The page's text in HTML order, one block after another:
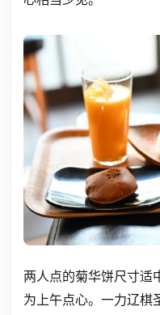
两人点的菊华饼尺寸适
为上午点心。一力辽棋